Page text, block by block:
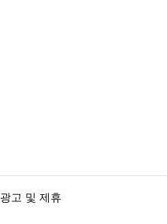
광고 및 제휴